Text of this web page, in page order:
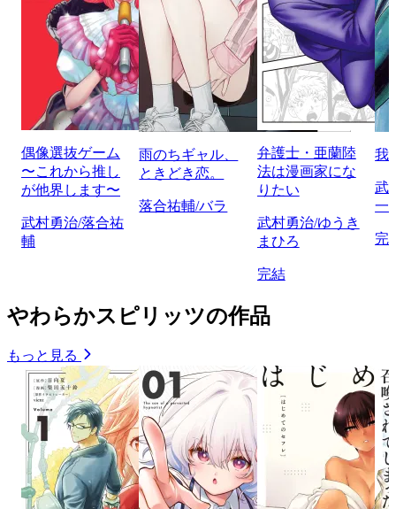
偶像選抜ゲーム
〜これから推し
が他界します〜
武村勇治/落合祐
輔
雨のちギャル、
ときどき恋。
落合祐輔/バラ
弁護士・亜蘭陸
法は漫画家にな
りたい
武村勇治/ゆうき
まひろ
完結
我
武
一
完
やわらかスピリッツの作品
もっと見る